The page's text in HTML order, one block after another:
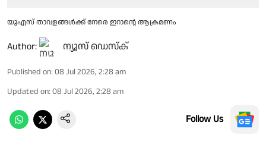
യുഎസ് താവളങ്ങൾക്ക് നേരെ ഇറാൻ്റെ ആക്രമണം
Author: ന്യൂസ് ഡെസ്ക്
Published on: 08 Jul 2026, 2:28 am
Updated on: 08 Jul 2026, 2:28 am
Follow Us